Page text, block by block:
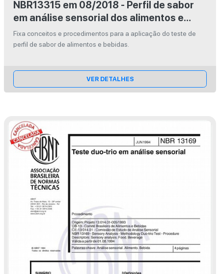
NBR13315 em 08/2018 - Perfil de sabor
em análise sensorial dos alimentos e
bebidas
Fixa conceitos e procedimentos para a aplicação do teste de
perfil de sabor de alimentos e bebidas.
VER DETALHES